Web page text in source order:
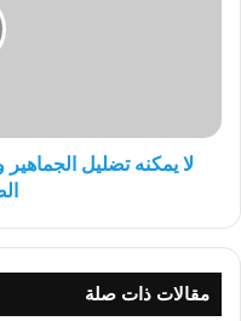
على
لا يمكنه تضليل
مقالات ذات صلة